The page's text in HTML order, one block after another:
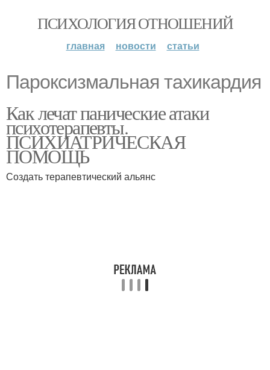
ПСИХОЛОГИЯ ОТНОШЕНИЙ
главная новости статьи
Пароксизмальная тахикардия
Как лечат панические атаки
психотерапевты.
ПСИХИАТРИЧЕСКАЯ
ПОМОЩЬ
Создать терапевтический альянс